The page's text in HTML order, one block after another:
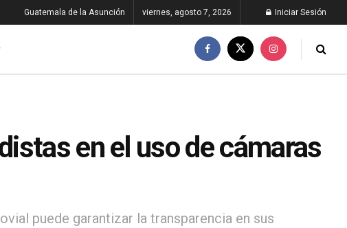
Guatemala de la Asunción viernes, agosto 7, 2026 Iniciar Sesión
en el uso de cámaras
puede garantizar la transparencia en sus